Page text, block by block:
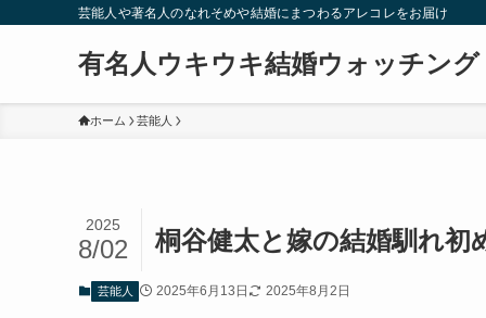
芸能人や著名人のなれそめや結婚にまつわるアレコレをお届け
有名人ウキウキ結婚ウォッチング
ホーム 芸能人
桐谷健太と嫁の結婚馴れ初
2025
8/02
芸能人 2025年6月13日 2025年8月2日